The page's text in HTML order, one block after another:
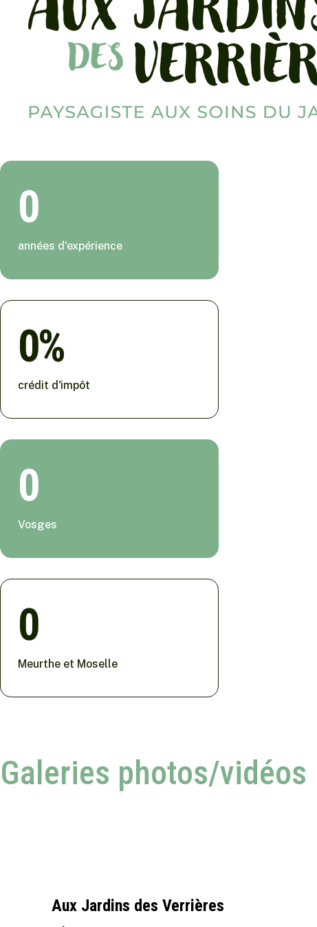
0
années d'expérience
0
crédit d'impôt
0
Vosges
0
Meurthe et Moselle
Galeries photos/vidéos
Aux Jardins des Verrières